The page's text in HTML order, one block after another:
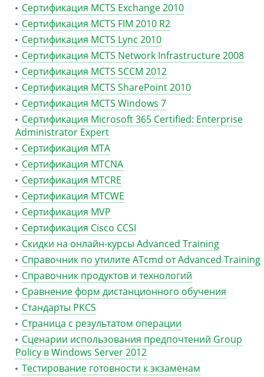
Сертификация MCTS Exchange 2010
Сертификация MCTS FIM 2010 R2
Сертификация MCTS Lync 2010
Сертификация MCTS Network Infrastructure 2008
Сертификация MCTS SCCM 2012
Сертификация MCTS SharePoint 2010
Сертификация MCTS Windows 7
Сертификация Microsoft 365 Certified: Enterprise
Administrator Expert
Сертификация MTA
Сертификация MTCNA
Сертификация MTCRE
Сертификация MTCWE
Сертификация MVP
Сертификация Сisco CCSI
Скидки на онлайн-курсы Advanced Training
Справочник по утилите ATcmd от Advanced Training
Справочник продуктов и технологий
Сравнение форм дистанционного обучения
Стандарты PKCS
Страница с результатом операции
Сценарии использования предпочтений Group
Policy в Windows Server 2012
Тестирование готовности к экзаменам